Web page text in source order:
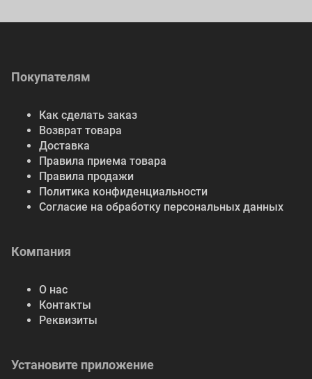
Покупателям
Как сделать заказ
Возврат товара
Доставка
Правила приема товара
Правила продажи
Политика конфиденциальности
Согласие на обработку персональных данных
Компания
О нас
Контакты
Реквизиты
Установите приложение